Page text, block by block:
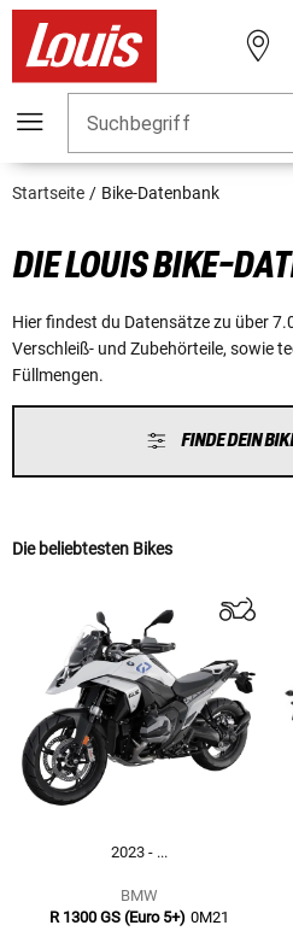
Suchbegriff
Startseite Bike-Datenbank
DIE LOUIS BIKE-
Hier findest du Datensätze zu über
Verschleiß- und Zubehörteile, sowie
Füllmengen.
FINDE DEIN
Die beliebtesten Bikes
2023 - ...
BMW
R 1300 GS (Euro 5+) 0M21